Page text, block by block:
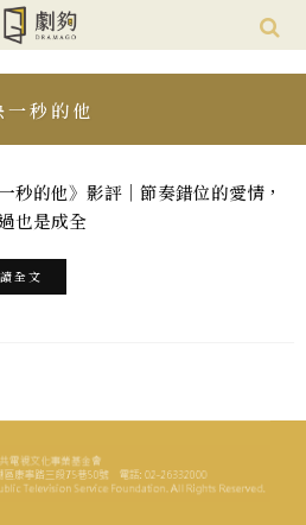
一秒的他
秒的他》影評｜節奏錯位的愛情，
也是成全
全文